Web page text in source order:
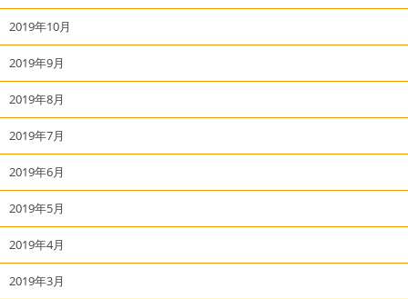
2019年10月
2019年9月
2019年8月
2019年7月
2019年6月
2019年5月
2019年4月
2019年3月